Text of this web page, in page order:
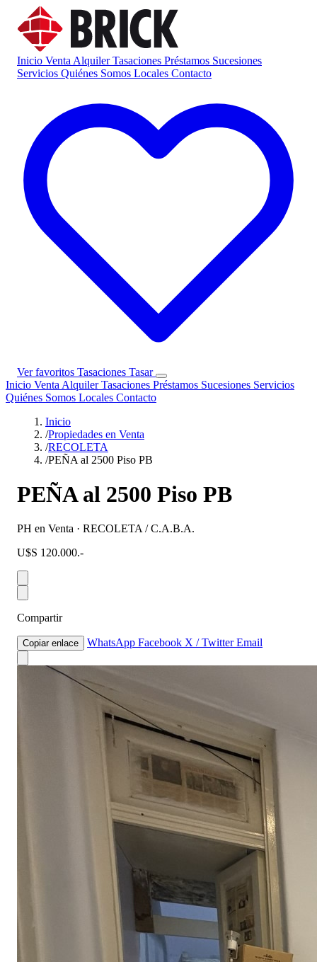
Inicio Venta AlquilerTasaciones Préstamos Sucesiones
Servicios Quiénes Somos Locales Contacto
Ver favoritos Tasaciones Tasar
Inicio Venta AlquilerTasaciones Préstamos Sucesiones Servicios
Quiénes Somos Locales Contacto
Inicio
/Propiedades en Venta
/RECOLETA
/PEÑA al 2500 Piso PB
PEÑA al 2500 Piso PB
PH en Venta · RECOLETA / C.A.B.A.
U$S 120.000.-
Compartir
Copiar enlace WhatsApp Facebook X / TwitterEmail